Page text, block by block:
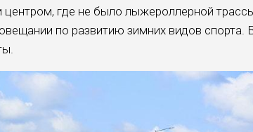
где не было лыжероллерной
по развитию зимних видов спорта.